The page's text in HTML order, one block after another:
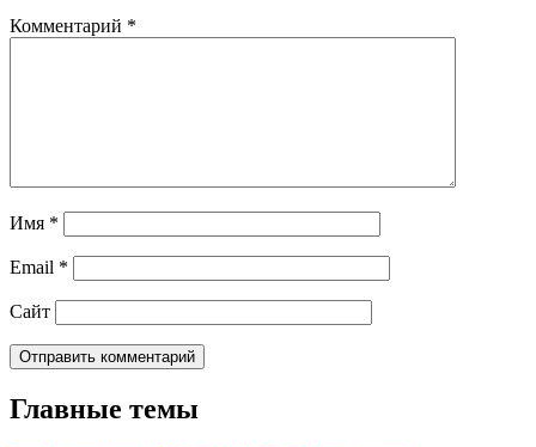
Комментарий *
Имя *
Email *
Сайт
Главные темы